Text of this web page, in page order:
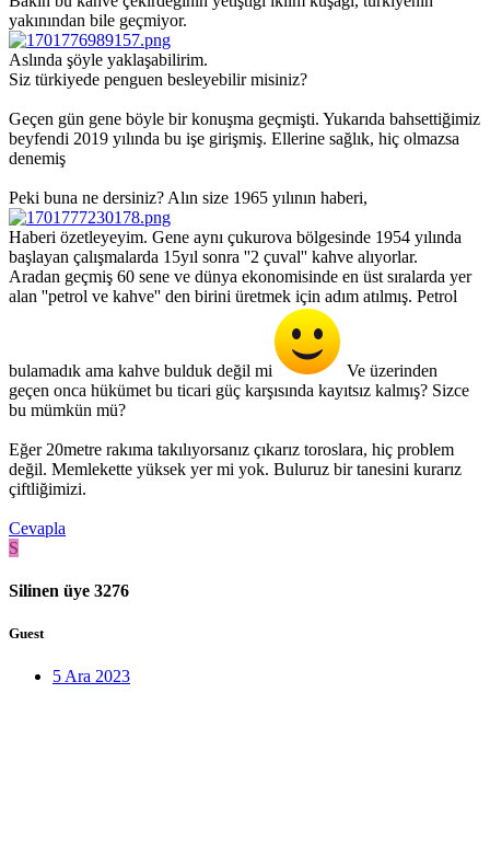
yakınından bile geçmiyor.
Aslında şöyle yaklaşabilirim.
Siz türkiyede penguen besleyebilir misiniz?
Geçen gün gene böyle bir konuşma geçmişti. Yukarıda bahsettiğimiz
beyfendi 2019 yılında bu işe girişmiş. Ellerine sağlık, hiç olmazsa
denemiş
Peki buna ne dersiniz? Alın size 1965 yılının haberi,
Haberi özetleyeyim. Gene aynı çukurova bölgesinde 1954 yılında
başlayan çalışmalarda 15yıl sonra ''2 çuval'' kahve alıyorlar.
Aradan geçmiş 60 sene ve dünya ekonomisinde en üst sıralarda yer
alan ''petrol ve kahve'' den birini üretmek için adım atılmış. Petrol
bulamadık ama kahve bulduk değil mi
Ve üzerinden
geçen onca hükümet bu ticari güç karşısında kayıtsız kalmış? Sizce
bu mümkün mü?
Eğer 20metre rakıma takılıyorsanız çıkarız toroslara, hiç problem
değil. Memlekette yüksek yer mi yok. Buluruz bir tanesini kurarız
çiftliğimizi.
Cevapla
S
Silinen üye 3276
Guest
5 Ara 2023